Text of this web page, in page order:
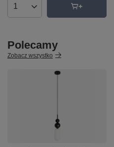
Ilość produktów
Polecamy
Zobacz wszystko